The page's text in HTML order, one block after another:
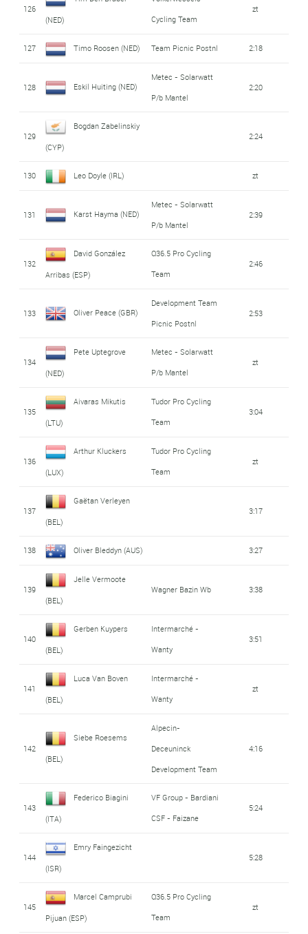
126
(NED)
Cycling Team
zt
127 Timo Roosen (NED) Team Picnic Postnl 2:18
128 Eskil Huiting (NED)
Metec - Solarwatt
P/b Mantel
2:20
129
Bogdan Zabelinskiy
(CYP)
2:24
130 Leo Doyle (IRL) zt
131 Karst Hayma (NED)
Metec - Solarwatt
P/b Mantel
2:39
132
David González
Arribas (ESP)
Q36.5 Pro Cycling
Team
2:46
133 Oliver Peace (GBR)
Development Team
Picnic Postnl
2:53
134
Pete Uptegrove
(NED)
Metec - Solarwatt
P/b Mantel
zt
135
Aivaras Mikutis
(LTU)
Tudor Pro Cycling
Team
3:04
136
Arthur Kluckers
(LUX)
Tudor Pro Cycling
Team
zt
137
Gaëtan Verleyen
(BEL)
3:17
138 Oliver Bleddyn (AUS) 3:27
139
Jelle Vermoote
(BEL)
Wagner Bazin Wb 3:38
140
Gerben Kuypers
(BEL)
Intermarché -
Wanty
3:51
141
Luca Van Boven
(BEL)
Intermarché -
Wanty
zt
142
Siebe Roesems
(BEL)
Alpecin-
Deceuninck
Development Team
4:16
143
Federico Biagini
(ITA)
VF Group - Bardiani
CSF - Faizane
5:24
144
Emry Faingezicht
(ISR)
5:28
145
Marcel Camprubi
Pijuan (ESP)
Q36.5 Pro Cycling
Team
zt